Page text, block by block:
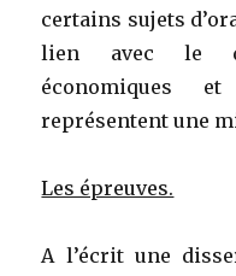
certains sujets
lien avec le
économiques
représentent une
Les épreuves.
A l’écrit une